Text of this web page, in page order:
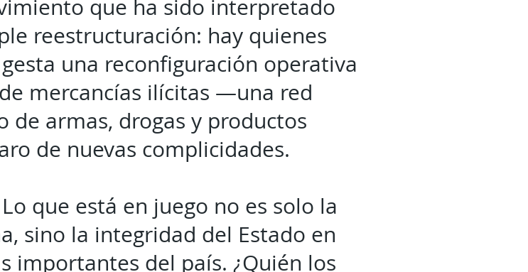
que ha sido interpretado
reestructuración: hay quienes
una reconfiguración operativa
mercancías ilícitas —una red
de armas, drogas y productos
de nuevas complicidades.
que está en juego no es solo la
sino la integridad del Estado en
importantes del país. ¿Quién los